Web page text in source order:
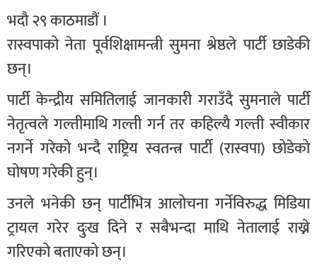
भदौ २९ काठमाडौं ।
रास्वपाको नेता पूर्वशिक्षामन्त्री सुमना श्रेष्ठले पार्टी छाडेकी
छन्।
पार्टी केन्द्रीय समितिलाई जानकारी गराउँदै सुमनाले पार्टी
नेतृत्वले गल्तीमाथि गल्ती गर्न तर कहिल्यै गल्ती स्वीकार
नगर्ने गरेको भन्दै राष्ट्रिय स्वतन्त्र पार्टी (रास्वपा) छोडेको
घोषण गरेकी हुन्।
उनले भनेकी छन् पार्टीभित्र आलोचना गर्नेविरुद्ध मिडिया
ट्रायल गरेर दुःख दिने र सबैभन्दा माथि नेतालाई राख्ने
गरिएको बताएको छन्।